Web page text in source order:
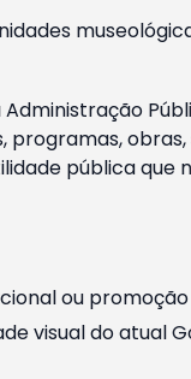
pública que
ou
visual do atual